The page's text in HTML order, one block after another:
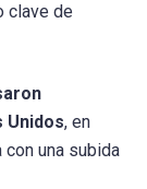
clave de
Unidos, en
una subida